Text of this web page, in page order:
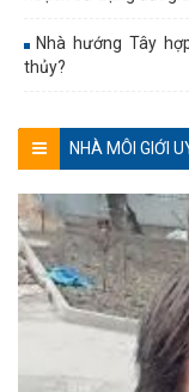
Nhà hướng Tây
thủy?
NHÀ MÔI GIỚI